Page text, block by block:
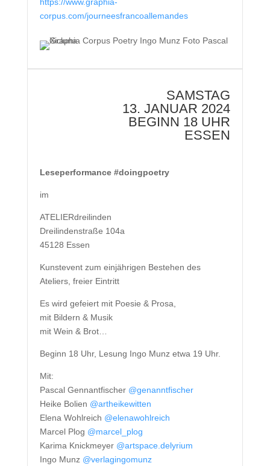
corpus.com/journeesfrancoallemandes
SAMSTAG
13. JANUAR 2024
BEGINN 18 UHR
ESSEN
Leseperformance #doingpoetry
im
ATELIERdreilinden
Dreilindenstraße 104a
45128 Essen
Kunstevent zum einjährigen Bestehen des
Ateliers, freier Eintritt
Es wird gefeiert mit Poesie & Prosa,
mit Bildern & Musik
mit Wein & Brot…
Beginn 18 Uhr, Lesung Ingo Munz etwa 19 Uhr.
Mit:
Pascal Gennantfischer @genanntfischer
Heike Bolien @artheikewitten
Elena Wohlreich @elenawohlreich
Marcel Plog @marcel_plog
Karima Knickmeyer @artspace.delyrium
Ingo Munz @verlagingomunz